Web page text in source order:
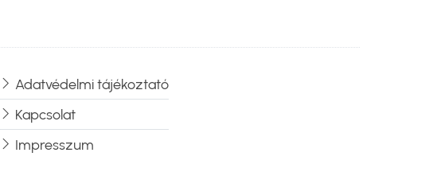
Lábléc
Adatvédelmi tájékoztató
Kapcsolat
Impresszum